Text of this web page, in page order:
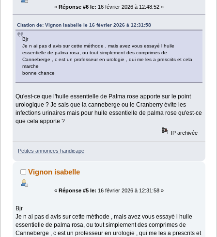
« Réponse #6 le: 16 février 2026 à 12:48:52 »
Citation de: Vignon isabelle le 16 février 2026 à 12:31:58
Bjr
Je n ai pas d avis sur cette méthode , mais avez vous essayé l huile
essentielle de palma rosa, ou tout simplement des comprimes de
Canneberge , c est un professeur en urologie , qui me les a prescrits et cela
marche
bonne chance
Qu'est-ce que l'huile essentielle de Palma rose apporte sur le point
urologique ? Je sais que la canneberge ou le Cranberry évite les
infections urinaires mais pour huile essentielle de palma rose qu'est-ce
que cela apporte ?
IP archivée
Petites annonces handicape
Vignon isabelle
« Réponse #5 le: 16 février 2026 à 12:31:58 »
Bjr
Je n ai pas d avis sur cette méthode , mais avez vous essayé l huile
essentielle de palma rosa, ou tout simplement des comprimes de
Canneberge , c est un professeur en urologie , qui me les a prescrits et